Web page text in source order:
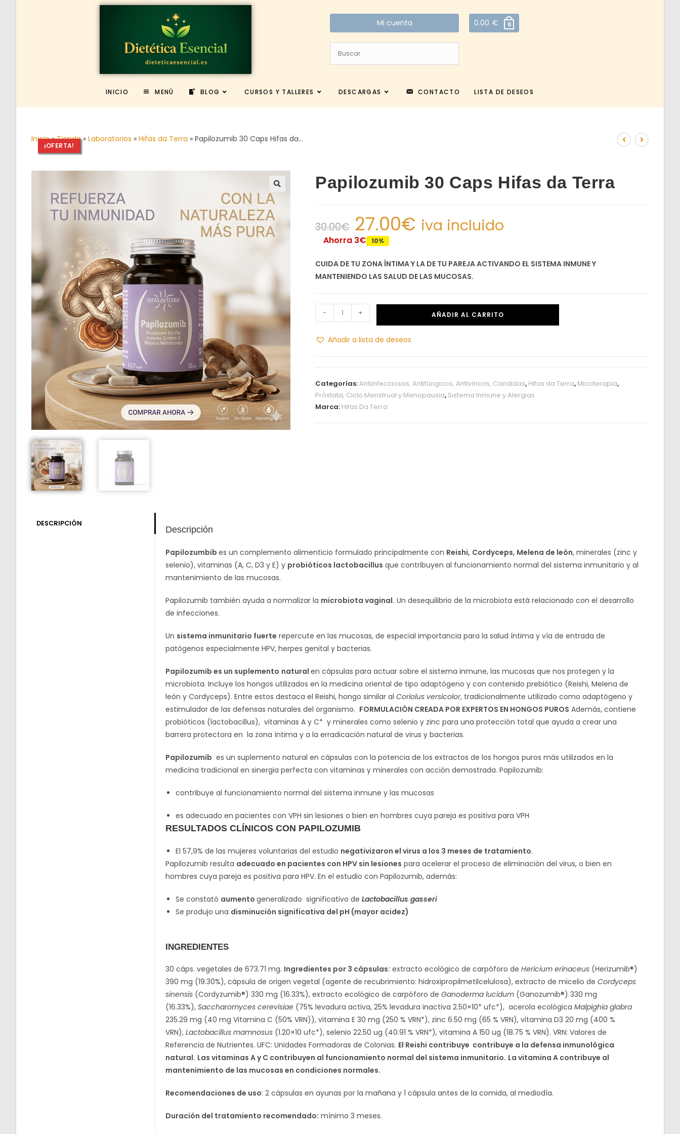
Mi cuenta 0.00 € 0
INICIO MENÚ BLOG CURSOS Y TALLERES DESCARGAS CONTACTO LISTA DE DESEOS
Inicio»Tienda» Laboratorios » Hifas da Terra » Papilozumib 30 Caps Hifas da…
¡OFERTA!
Papilozumib 30 Caps Hifas da Terra
30.00€ 27.00€ iva incluido
Ahorra 3€ 10%
CUIDA DE TU ZONA ÍNTIMA Y LA DE TU PAREJA ACTIVANDO EL SISTEMA INMUNE Y
MANTENIENDO LAS SALUD DE LAS MUCOSAS.
- + AÑADIR AL CARRITO
Añadir a lista de deseos
Categorías:Antiinfecciosos, Antifúngicos, Antivíricos, Candidas, Hifas da Terra, Micoterapia,
Próstata, Ciclo Menstrual y Menopausia, Sistema Inmune y Alergias
Marca: Hifas Da Terra
DESCRIPCIÓN
Descripción
Papilozumbib es un complemento alimenticio formulado principalmente con Reishi, Cordyceps, Melena de león, minerales (zinc y
selenio), vitaminas (A, C, D3 y E) y probióticos lactobacillus que contribuyen al funcionamiento normal del sistema inmunitario y al
mantenimiento de las mucosas.
Papilozumib también ayuda a normalizar la microbiota vaginal. Un desequilibrio de la microbiota está relacionado con el desarrollo
de infecciones.
Un sistema inmunitario fuerte repercute en las mucosas, de especial importancia para la salud íntima y vía de entrada de
patógenos especialmente HPV, herpes genital y bacterias.
Papilozumib es un suplemento natural en cápsulas para actuar sobre el sistema inmune, las mucosas que nos protegen y la
microbiota. Incluye los hongos utilizados en la medicina oriental de tipo adaptógeno y con contenido prebiótico (Reishi, Melena de
león y Cordyceps). Entre estos destaca el Reishi, hongo similar al Coriolus versicolor, tradicionalmente utilizado como adaptógeno y
estimulador de las defensas naturales del organismo. FORMULACIÓN CREADA POR EXPERTOS EN HONGOS PUROS Además, contiene
probióticos (lactobacillus), vitaminas A y C* y minerales como selenio y zinc para una protección total que ayuda a crear una
barrera protectora en la zona íntima y a la erradicación natural de virus y bacterias.
Papilozumib es un suplemento natural en cápsulas con la potencia de los extractos de los hongos puros más utilizados en la
medicina tradicional en sinergia perfecta con vitaminas y minerales con acción demostrada. Papilozumib:
contribuye al funcionamiento normal del sistema inmune y las mucosas
es adecuado en pacientes con VPH sin lesiones o bien en hombres cuya pareja es positiva para VPH
RESULTADOS CLÍNICOS CON PAPILOZUMIB
El 57,9% de las mujeres voluntarias del estudio negativizaron el virus a los 3 meses de tratamiento.
Papilozumib resulta adecuado en pacientes con HPV sin lesiones para acelerar el proceso de eliminación del virus, o bien en
hombres cuya pareja es positiva para HPV. En el estudio con Papilozumib, además:
Se constató aumento generalizado significativo de Lactobacillus gasseri
Se produjo una disminución significativa del pH (mayor acidez)
INGREDIENTES
30 cáps. vegetales de 673.71 mg. Ingredientes por 3 cápsulas: extracto ecológico de carpóforo de Hericium erinaceus (Herizumib®)
390 mg (19.30%), cápsula de origen vegetal (agente de recubrimiento: hidroxipropilmetilcelulosa), extracto de micelio de Cordyceps
sinensis (Cordyzumib®) 330 mg (16.33%), extracto ecológico de carpóforo de Ganoderma lucidum (Ganozumib®) 330 mg
(16.33%), Saccharomyces cerevisiae (75% levadura activa, 25% levadura inactiva 2.50×10* ufc*), acerola ecológica Malpighia glabra
235.29 mg (40 mg Vitamina C (50% VRN)), vitamina E 30 mg (250 % VRN*), zinc 6.50 mg (65 % VRN), vitamina D3 20 mg (400 %
VRN), Lactobacillus mamnosus (1.20×10 ufc*), selenio 22.50 ug (40.91 % VRN*), vitamina A 150 ug (18.75 % VRN). VRN: Valores de
Referencia de Nutrientes. UFC: Unidades Formadoras de Colonias. El Reishi contribuye contribuye a la defensa inmunológica
natural. Las vitaminas A y C contribuyen al funcionamiento normal del sistema inmunitario. La vitamina A contribuye al
mantenimiento de las mucosas en condiciones normales.
Recomendaciones de uso: 2 cápsulas en ayunas por la mañana y 1 cápsula antes de la comida, al mediodía.
Duración del tratamiento recomendado: mínimo 3 meses.